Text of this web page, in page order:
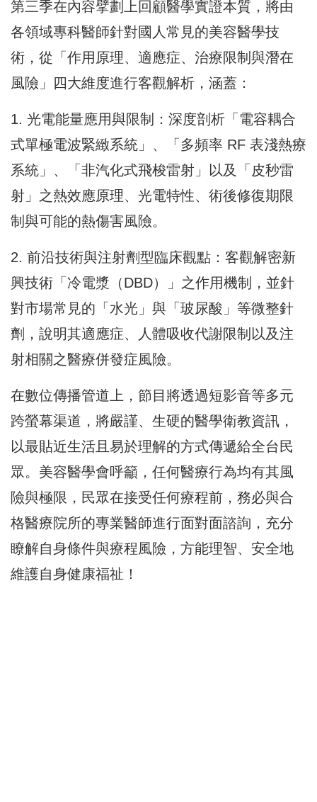
第三季在內容擘劃上回顧醫學實證本質，將由
各領域專科醫師針對國人常見的美容醫學技
術，從「作用原理、適應症、治療限制與潛在
風險」四大維度進行客觀解析，涵蓋：
1. 光電能量應用與限制：深度剖析「電容耦合
式單極電波緊緻系統」、「多頻率 RF 表淺熱療
系統」、「非汽化式飛梭雷射」以及「皮秒雷
射」之熱效應原理、光電特性、術後修復期限
制與可能的熱傷害風險。
2. 前沿技術與注射劑型臨床觀點：客觀解密新
興技術「冷電漿（DBD）」之作用機制，並針
對市場常見的「水光」與「玻尿酸」等微整針
劑，說明其適應症、人體吸收代謝限制以及注
射相關之醫療併發症風險。
在數位傳播管道上，節目將透過短影音等多元
跨螢幕渠道，將嚴謹、生硬的醫學衛教資訊，
以最貼近生活且易於理解的方式傳遞給全台民
眾。美容醫學會呼籲，任何醫療行為均有其風
險與極限，民眾在接受任何療程前，務必與合
格醫療院所的專業醫師進行面對面諮詢，充分
瞭解自身條件與療程風險，方能理智、安全地
維護自身健康福祉！